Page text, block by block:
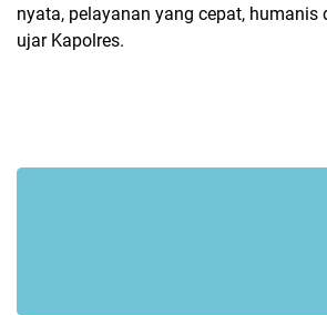
nyata, pelayanan yang cepat, humanis
ujar Kapolres.